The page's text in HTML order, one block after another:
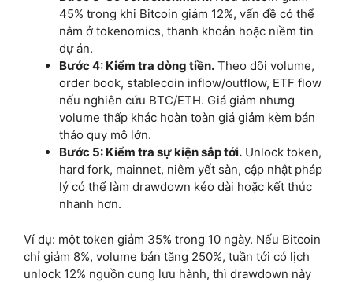
45% trong khi Bitcoin giảm 12%, vấn đề có thể
nằm ở tokenomics, thanh khoản hoặc niềm tin
dự án.
Bước 4: Kiểm tra dòng tiền. Theo dõi volume,
order book, stablecoin inflow/outflow, ETF flow
nếu nghiên cứu BTC/ETH. Giá giảm nhưng
volume thấp khác hoàn toàn giá giảm kèm bán
tháo quy mô lớn.
Bước 5: Kiểm tra sự kiện sắp tới. Unlock token,
hard fork, mainnet, niêm yết sàn, cập nhật pháp
lý có thể làm drawdown kéo dài hoặc kết thúc
nhanh hơn.
Ví dụ: một token giảm 35% trong 10 ngày. Nếu Bitcoin
chỉ giảm 8%, volume bán tăng 250%, tuần tới có lịch
unlock 12% nguồn cung lưu hành, thì drawdown này